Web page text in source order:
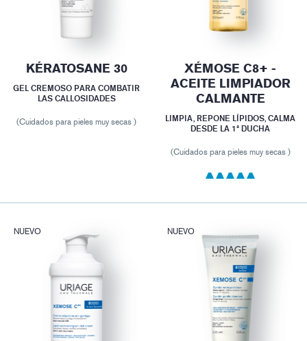
KÉRATOSANE 30
GEL CREMOSO PARA COMBATIR
LAS CALLOSIDADES
(Cuidados para pieles muy secas )
XÉMOSE C8+ -
ACEITE LIMPIADOR
CALMANTE
LIMPIA, REPONE LÍPIDOS, CALMA
DESDE LA 1ª DUCHA
(Cuidados para pieles muy secas )
NUEVO NUEVO